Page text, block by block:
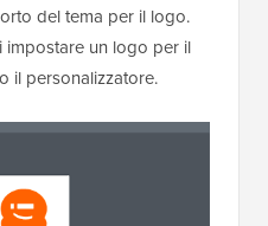
del tema per il logo.
impostare un logo per il
il personalizzatore.